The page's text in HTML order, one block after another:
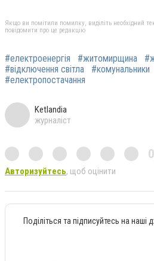
Якщо ви помітили помилку, виділіть необхідний
повідомити про це редакцію
#електроенергія #житомирщина
#відключення світла
#комунальники
#електропостачання
Ketlandia
журналіст
Авторизуйтесь, щоб оцінити
Поділіться та підписуйтесь на наші